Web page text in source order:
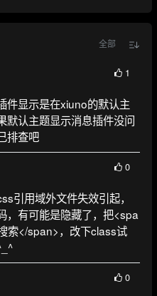
全部
1
件显示是在xiuno的默认主
默认主题显示消息插件没问
排查吧
0
引用域外文件失效引起，
，有可能是隐藏了，把<spa
索</span>，改下class试
0